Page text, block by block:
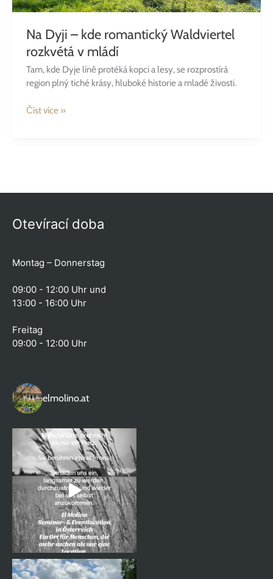
Na Dyji – kde romantický Waldviertel
rozkvétá v mládí
Tam, kde Dyje líně protéká kopci a lesy, se rozprostírá
region plný tiché krásy, hluboké historie a mladé živosti.
Číst více »
Otevírací doba
Montag – Donnerstag
09:00 - 12:00 Uhr und
13:00 - 16:00 Uhr
Freitag
09:00 - 12:00 Uhr
elmolino.at